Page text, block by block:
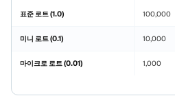
표준 로트 (1.0) 100,000
미니 로트 (0.1) 10,000
마이크로 로트 (0.01) 1,000